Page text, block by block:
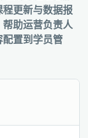
更新与数据报
助运营负责人
置到学员管